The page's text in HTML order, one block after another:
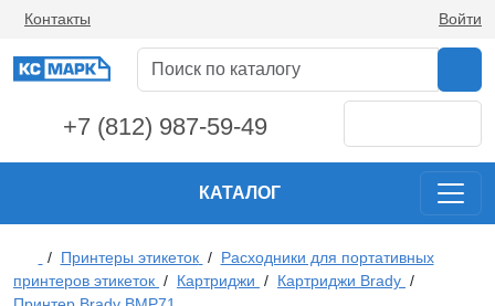
Контакты Войти
+7 (812) 987-59-49
КАТАЛОГ
/ Принтеры этикеток / Расходники для портативных
принтеров этикеток / Картриджи / Картриджи Brady /